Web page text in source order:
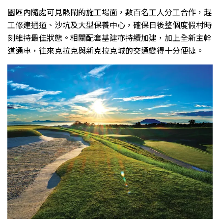
園區內隨處可見熱鬧的施工場面，數百名工人分工合作，趕
工修建通道、沙坑及大型保養中心，確保日後整個度假村時
刻維持最佳狀態。相關配套基建亦持續加建，加上全新主幹
道通車，往來克拉克與新克拉克城的交通變得十分便捷。